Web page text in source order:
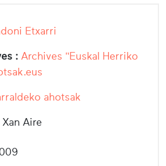
Etxarri
: Archives "Euskal Herriko
ahotsak
Xan Aire